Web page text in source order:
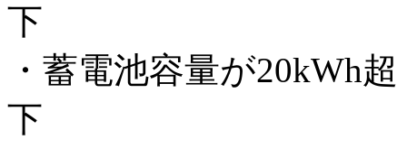
下
・蓄電池容量が20kWh
下